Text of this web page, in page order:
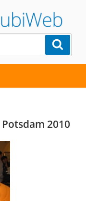
STRATO
2010